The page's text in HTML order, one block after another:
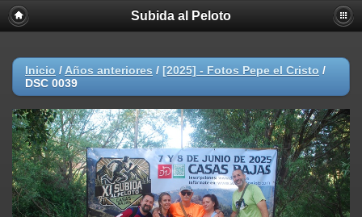
Subida al Peloto
Inicio / Años anteriores / [2025] - Fotos Pepe el Cristo /
DSC 0039